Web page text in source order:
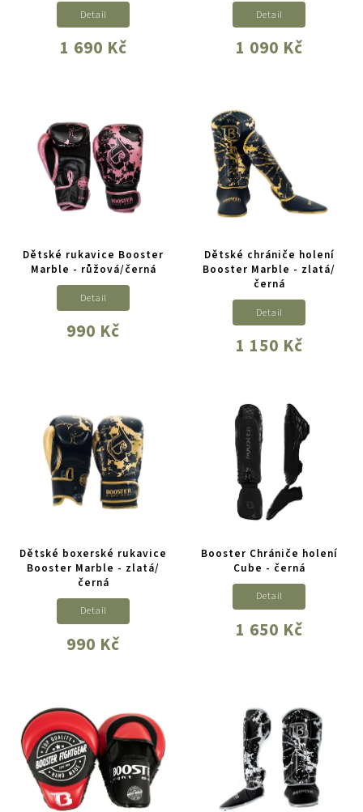
1 690 Kč
Detail
1 090 Kč
Detail
Dětské rukavice Booster
Marble - růžová/černá
990 Kč
Detail
Dětské chrániče holení
Booster Marble - zlatá/
černá
1 150 Kč
Detail
Dětské boxerské rukavice
Booster Marble - zlatá/
černá
990 Kč
Detail
Booster Chrániče holení
Cube - černá
1 650 Kč
Detail